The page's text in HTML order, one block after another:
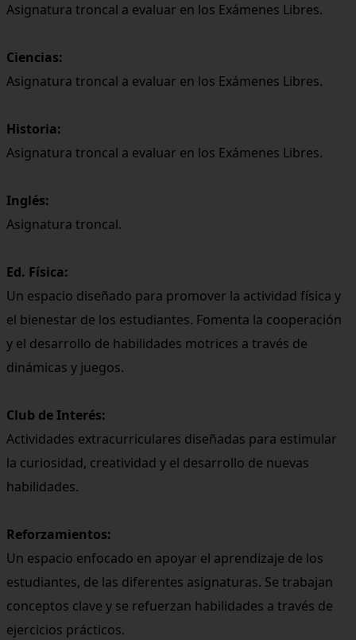
Asignatura troncal a evaluar en los Exámenes Libres.
Ciencias:
Asignatura troncal a evaluar en los Exámenes Libres.
Historia:
Asignatura troncal a evaluar en los Exámenes Libres.
Inglés:
Asignatura troncal.
Ed. Física:
Un espacio diseñado para promover la actividad física y
el bienestar de los estudiantes. Fomenta la cooperación
y el desarrollo de habilidades motrices a través de
dinámicas y juegos.
Club de Interés:
Actividades extracurriculares diseñadas para estimular
la curiosidad, creatividad y el desarrollo de nuevas
habilidades.
Reforzamientos:
Un espacio enfocado en apoyar el aprendizaje de los
estudiantes, de las diferentes asignaturas. Se trabajan
conceptos clave y se refuerzan habilidades a través de
ejercicios prácticos.